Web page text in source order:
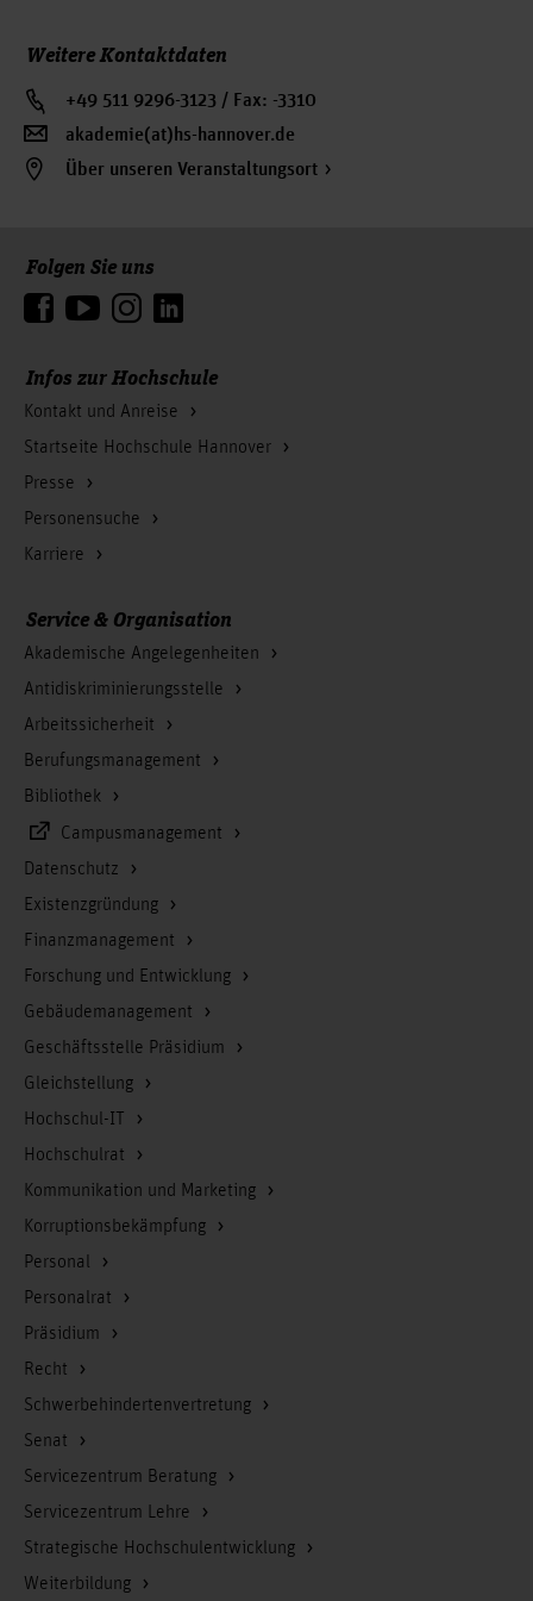
Weitere Kontaktdaten
+49 511 9296-3123 / Fax: -3310
akademie(at)hs-hannover.de
Über unseren Veranstaltungsort
Infos zur Hochschule
Kontakt und Anreise
Startseite Hochschule Hannover
Presse
Personensuche
Karriere
Folgen Sie uns
Service & Organisation
Akademische Angelegenheiten
Antidiskriminierungsstelle
Arbeitssicherheit
Berufungsmanagement
Bibliothek
Campusmanagement
Datenschutz
Existenzgründung
Finanzmanagement
Forschung und Entwicklung
Gebäudemanagement
Geschäftsstelle Präsidium
Gleichstellung
Hochschul-IT
Hochschulrat
Kommunikation und Marketing
Korruptionsbekämpfung
Personal
Personalrat
Präsidium
Recht
Schwerbehindertenvertretung
Senat
Servicezentrum Beratung
Servicezentrum Lehre
Strategische Hochschulentwicklung
Weiterbildung